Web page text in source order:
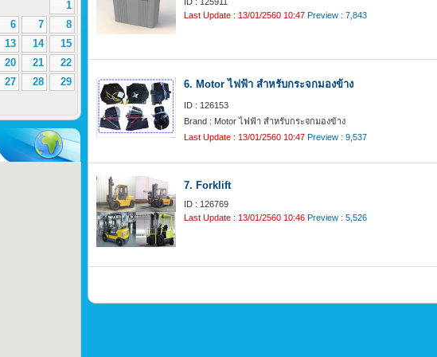
Last Update : 13/01/2560 10:47 Preview : 7,843
6. Motor ไฟฟ้า สำหรับกระจกมองข้าง
ID : 126153
Brand : Motor ไฟฟ้า สำหรับกระจกมองข้าง
Last Update : 13/01/2560 10:47 Preview : 9,537
7. Forklift
ID : 126769
Last Update : 13/01/2560 10:46 Preview : 5,526
1
6 7
8
13 14
15
20 21
22
27 28
29